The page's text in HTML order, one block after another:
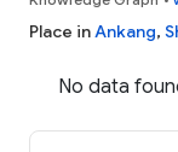
Place inAnkang,
No data